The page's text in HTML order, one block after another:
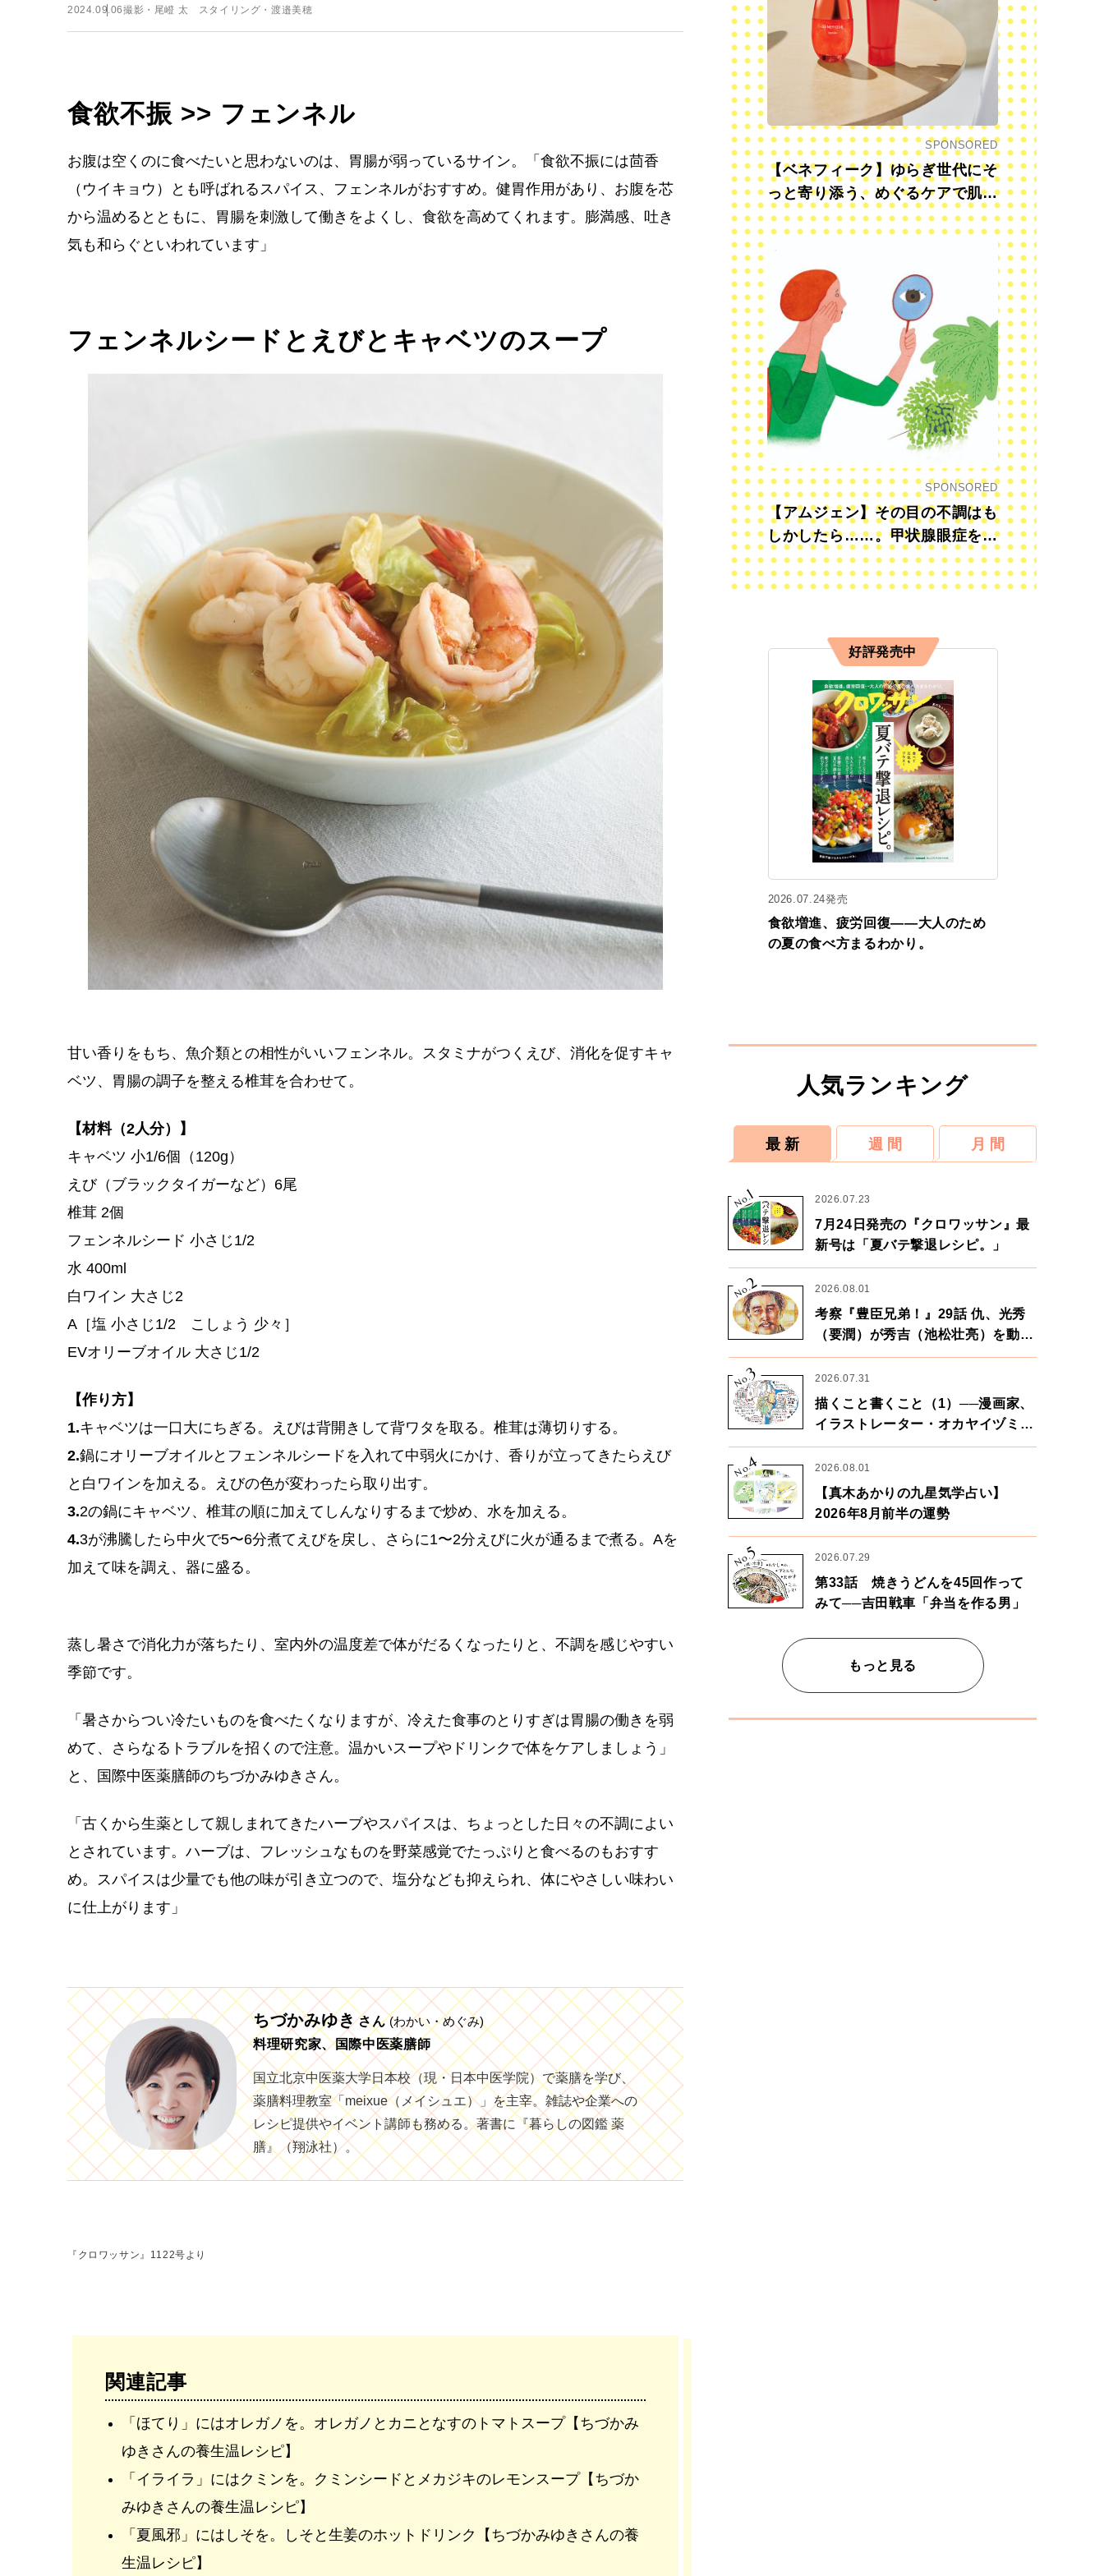
2024.09.06撮影・尾嶝 太 スタイリング・渡邉美穂
食欲不振 >> フェンネル
お腹は空くのに食べたいと思わないのは、胃腸が弱っているサイン。「食欲不振には茴香
（ウイキョウ）とも呼ばれるスパイス、フェンネルがおすすめ。健胃作用があり、お腹を芯
から温めるとともに、胃腸を刺激して働きをよくし、食欲を高めてくれます。膨満感、吐き
気も和らぐといわれています」
フェンネルシードとえびとキャベツのスープ
甘い香りをもち、魚介類との相性がいいフェンネル。スタミナがつくえび、消化を促すキャ
ベツ、胃腸の調子を整える椎茸を合わせて。
【材料（2人分）】
キャベツ 小1/6個（120g）
えび（ブラックタイガーなど）6尾
椎茸 2個
フェンネルシード 小さじ1/2
水 400ml
白ワイン 大さじ2
A［塩 小さじ1/2 こしょう 少々］
EVオリーブオイル 大さじ1/2
【作り方】
1.キャベツは一口大にちぎる。えびは背開きして背ワタを取る。椎茸は薄切りする。
2.鍋にオリーブオイルとフェンネルシードを入れて中弱火にかけ、香りが立ってきたらえび
と白ワインを加える。えびの色が変わったら取り出す。
3.2の鍋にキャベツ、椎茸の順に加えてしんなりするまで炒め、水を加える。
4.3が沸騰したら中火で5〜6分煮てえびを戻し、さらに1〜2分えびに火が通るまで煮る。Aを
加えて味を調え、器に盛る。
蒸し暑さで消化力が落ちたり、室内外の温度差で体がだるくなったりと、不調を感じやすい
季節です。
「暑さからつい冷たいものを食べたくなりますが、冷えた食事のとりすぎは胃腸の働きを弱
めて、さらなるトラブルを招くので注意。温かいスープやドリンクで体をケアしましょう」
と、国際中医薬膳師のちづかみゆきさん。
「古くから生薬として親しまれてきたハーブやスパイスは、ちょっとした日々の不調によい
とされています。ハーブは、フレッシュなものを野菜感覚でたっぷりと食べるのもおすす
め。スパイスは少量でも他の味が引き立つので、塩分なども抑えられ、体にやさしい味わい
に仕上がります」
ちづかみゆき さん (わかい・めぐみ)
料理研究家、国際中医薬膳師
国立北京中医薬大学日本校（現・日本中医学院）で薬膳を学び、
薬膳料理教室「meixue（メイシュエ）」を主宰。雑誌や企業への
レシピ提供やイベント講師も務める。著書に『暮らしの図鑑 薬
膳』（翔泳社）。
『クロワッサン』1122号より
関連記事
「ほてり」にはオレガノを。オレガノとカニとなすのトマトスープ【ちづかみ
ゆきさんの養生温レシピ】
「イライラ」にはクミンを。クミンシードとメカジキのレモンスープ【ちづか
みゆきさんの養生温レシピ】
「夏風邪」にはしそを。しそと生姜のホットドリンク【ちづかみゆきさんの養
生温レシピ】
SPONSORED
【ベネフィーク】ゆらぎ世代にそ
っと寄り添う、めぐるケアで肌も
心も前向きに
SPONSORED
【アムジェン】その目の不調はも
しかしたら……。甲状腺眼症を知
っていますか？
好評発売中
2026.07.24発売
食欲増進、疲労回復——大人のため
の夏の食べ方まるわかり。
人気ランキング
最 新 週 間 月 間
No.
1 2026.07.23
7月24日発売の『クロワッサン』最
新号は「夏バテ撃退レシピ。」
No.2 2026.08.01
考察『豊臣兄弟！』29話 仇、光秀
（要潤）が秀吉（池松壮亮）を動か
す。天下に向けた兄弟の分岐点。
No.
3 2026.07.31
描くこと書くこと（1）──漫画家、
イラストレーター・オカヤイヅミさ
ん×漫画家・鶴谷香央理さん
No.
4 2026.08.01
【真木あかりの九星気学占い】
2026年8月前半の運勢
No.
5 2026.07.29
第33話 焼きうどんを45回作って
みて──吉田戦車「弁当を作る男」
もっと見る